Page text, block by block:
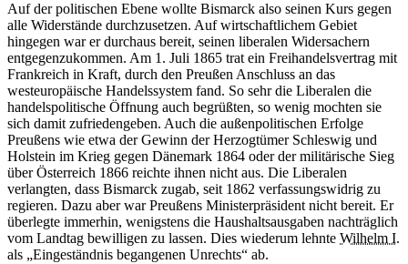
Auf der politischen Ebene wollte Bismarck also seinen Kurs gegen
alle Widerstände durchzusetzen. Auf wirtschaftlichem Gebiet
hingegen war er durchaus bereit, seinen liberalen Widersachern
entgegenzukommen. Am 1. Juli 1865 trat ein Freihandelsvertrag mit
Frankreich in Kraft, durch den Preußen Anschluss an das
westeuropäische Handelssystem fand. So sehr die Liberalen die
handelspolitische Öffnung auch begrüßten, so wenig mochten sie
sich damit zufriedengeben. Auch die außenpolitischen Erfolge
Preußens wie etwa der Gewinn der Herzogtümer Schleswig und
Holstein im Krieg gegen Dänemark 1864 oder der militärische Sieg
über Österreich 1866 reichte ihnen nicht aus. Die Liberalen
verlangten, dass Bismarck zugab, seit 1862 verfassungswidrig zu
regieren. Dazu aber war Preußens Ministerpräsident nicht bereit. Er
überlegte immerhin, wenigstens die Haushaltsausgaben nachträglich
vom Landtag bewilligen zu lassen. Dies wiederum lehnte Wilhelm I.
als „Eingeständnis begangenen Unrechts“ ab.